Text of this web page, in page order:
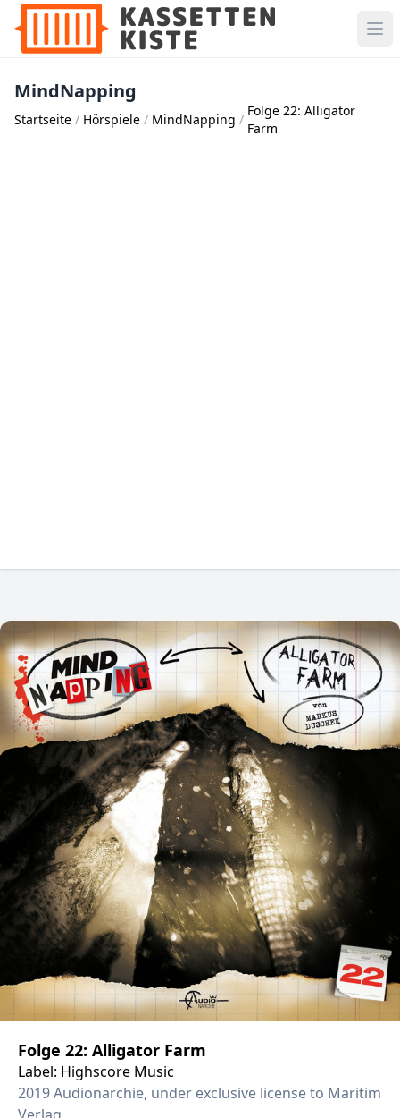
MindNapping
Startseite Hörspiele MindNapping
Folge 22: Alligator
Farm
Folge 22: Alligator Farm
Label: Highscore Music
2019 Audionarchie, under exclusive license to Maritim